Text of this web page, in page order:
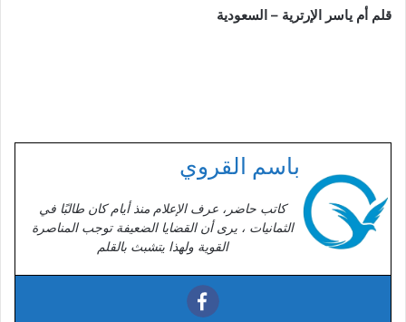
قلم أم ياسر الإرترية – السعودية
باسم القروي
كاتب حاضر، عرف الإعلام منذ أيام كان طالبًا في
الثمانيات ، يرى أن القضايا الضعيفة توجب المناصرة
القوية ولهذا يتشبث بالقلم